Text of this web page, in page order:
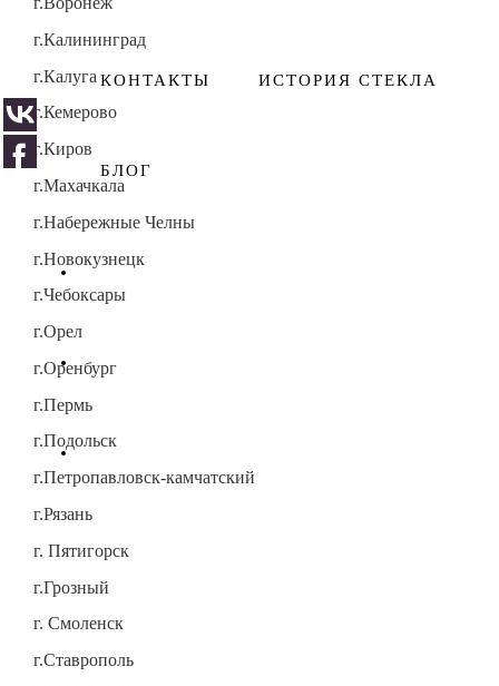
КОНТАКТЫ ИСТОРИЯ СТЕКЛА
БЛОГ
г.Калининград
г.Калуга
г.Кемерово
г.Киров
г.Махачкала
г.Набережные Челны
г.Новокузнецк
г.Чебоксары
г.Орел
г.Оренбург
г.Пермь
г.Подольск
г.Петропавловск-камчатский
г.Рязань
г. Пятигорск
г.Грозный
г. Смоленск
г.Ставрополь